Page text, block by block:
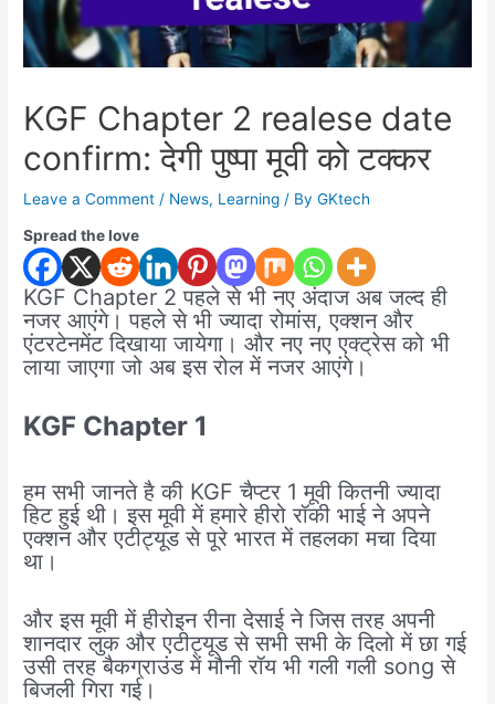
KGF Chapter 2 realese date
confirm: देगी पुष्पा मूवी को टक्कर
Leave a Comment / News, Learning / ByGKtech
Spread the love
KGF Chapter 2 पहले से भी नए अंदाज अब जल्द ही
नजर आएंगे। पहले से भी ज्यादा रोमांस, एक्शन और
एंटरटेनमेंट दिखाया जायेगा। और नए नए एक्ट्रेस को भी
लाया जाएगा जो अब इस रोल में नजर आएंगे।
KGF Chapter 1
हम सभी जानते है की KGF चैप्टर 1 मूवी कितनी ज्यादा
हिट हुई थी। इस मूवी में हमारे हीरो रॉकी भाई ने अपने
एक्शन और एटीट्यूड से पूरे भारत में तहलका मचा दिया
था।
और इस मूवी में हीरोइन रीना देसाई ने जिस तरह अपनी
शानदार लुक और एटीट्यूड से सभी सभी के दिलो में छा गई
उसी तरह बैकग्राउंड में मौनी रॉय भी गली गली song से
बिजली गिरा गई।